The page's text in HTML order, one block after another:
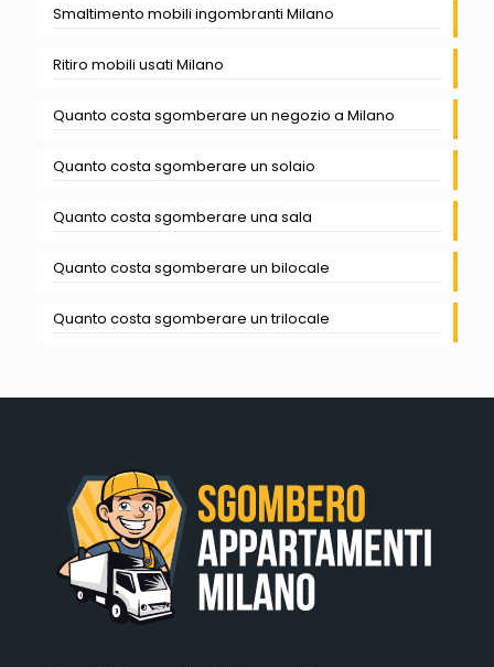
Smaltimento mobili ingombranti Milano
Ritiro mobili usati Milano
Quanto costa sgomberare un negozio a Milano
Quanto costa sgomberare un solaio
Quanto costa sgomberare una sala
Quanto costa sgomberare un bilocale
Quanto costa sgomberare un trilocale